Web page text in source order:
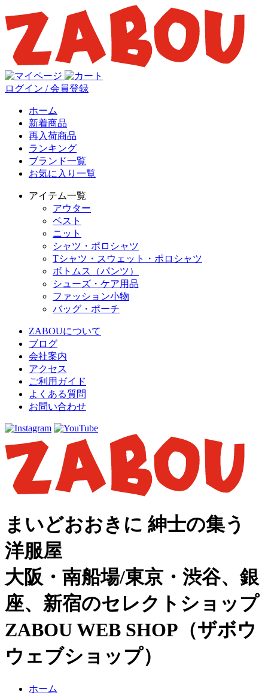
ログイン / 会員登録
ホーム
新着商品
再入荷商品
ランキング
ブランド一覧
お気に入り一覧
アイテム一覧
アウター
ベスト
ニット
シャツ・ポロシャツ
Tシャツ・スウェット・ポロシャツ
ボトムス（パンツ）
シューズ・ケア用品
ファッション小物
バッグ・ポーチ
ZABOUについて
ブログ
会社案内
アクセス
ご利用ガイド
よくある質問
お問い合わせ
まいどおおきに 紳士の集う
洋服屋
大阪・南船場/東京・渋谷、銀
座、新宿のセレクトショップ
ZABOU WEB SHOP（ザボウ
ウェブショップ）
ホーム